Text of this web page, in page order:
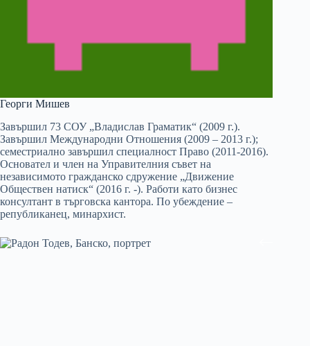
Георги Мишев
Завършил 73 СОУ „Владислав Граматик“ (2009 г.).
Завършил Международни Отношения (2009 – 2013 г.);
семестриално завършил специалност Право (2011-2016).
Основател и член на Управителния съвет на
независимото гражданско сдружение „Движение
Обществен натиск“ (2016 г. -). Работи като бизнес
консултант в търговска кантора. По убеждение –
републиканец, минархист.